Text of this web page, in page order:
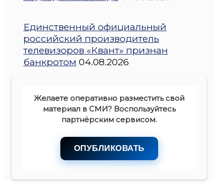
Единственный официальный
российский производитель
телевизоров «Квант» признан
банкротом 04.08.2026
Желаете оперативно разместить свой
материал в СМИ? Воспользуйтесь
партнёрским сервисом.
ОПУБЛИКОВАТЬ